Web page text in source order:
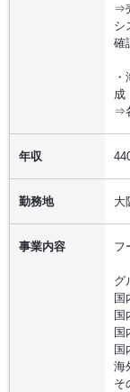
⇒
シ
確
成
⇒
年収
勤務地 大
事業内容 フ
グ
国
国
国
国
海
そ